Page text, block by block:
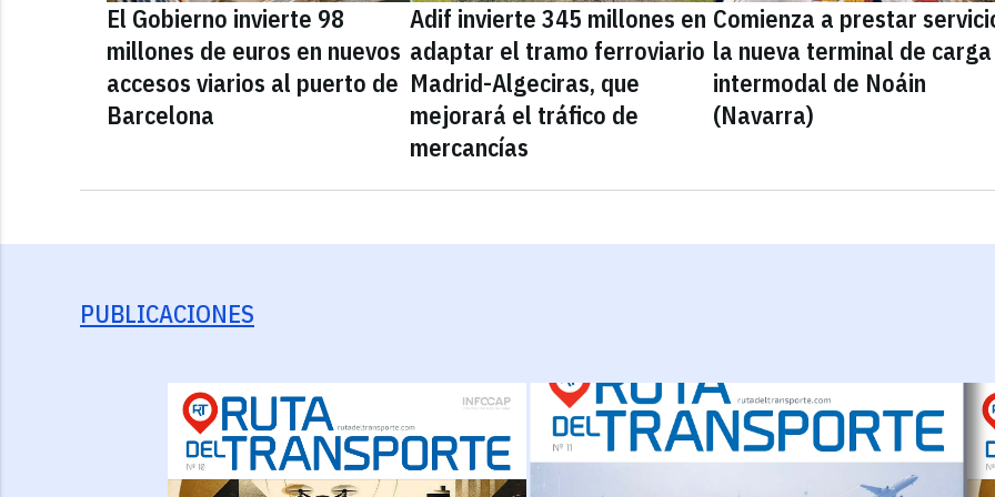
El Gobierno invierte 98
millones de euros en nuevos
accesos viarios al puerto de
Barcelona
Adif invierte 345 millones en
adaptar el tramo ferroviario
Madrid-Algeciras, que
mejorará el tráfico de
mercancías
Comienza a prestar
la nueva terminal de carga
intermodal de Noáin
(Navarra)
PUBLICACIONES